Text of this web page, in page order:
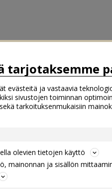
tarjotaksemme
evästeitä ja vastaavia
sivustojen toiminnan
tarkoituksenmukaisiin
olevien tietojen käyttö
mainonnan ja sisällön